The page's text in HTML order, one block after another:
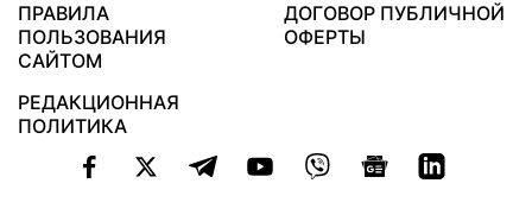
ПРАВИЛА
ПОЛЬЗОВАНИЯ
САЙТОМ
ДОГОВОР ПУБЛИЧНОЙ
ОФЕРТЫ
РЕДАКЦИОННАЯ
ПОЛИТИКА